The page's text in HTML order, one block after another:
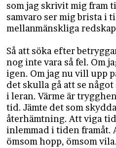
som jag skrivit mig fram
samvaro ser mig brista i
mellanmänskliga
Så att söka efter
nog inte vara så fel. Om
igen. Om jag nu vill upp
det skulla gå att se
i leran. Värme är
tid. Jämte det som
återhämtning. Att viga
inlemmad i tiden framåt.
ömsom hopp, ömsom